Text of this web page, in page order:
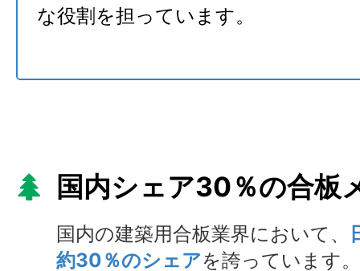
な役割を担っています。
国内シェア30％の合板
国内の建築用合板業界において、
約30％のシェアを誇っています